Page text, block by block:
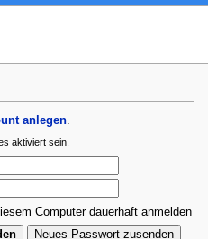
anlegen
aktiviert sein.
Computer dauerhaft anmelden